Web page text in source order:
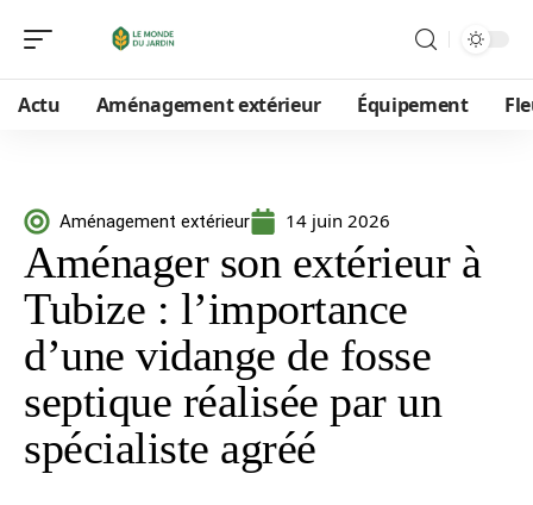
Actu Aménagement extérieur Équipement
Aménagement extérieur 14 juin 2026
Aménager son extérieur à
Tubize : l’importance
d’une vidange de fosse
septique réalisée par un
spécialiste agréé